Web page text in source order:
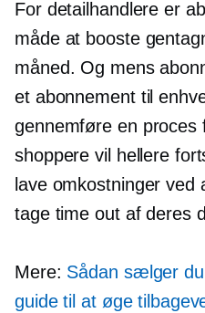
For detailhandlere er
måde at booste
måned. Og mens
et abonnement til
gennemføre en proces
shoppere vil hellere
lave omkostninger ved
tage time out af deres
Mere: Sådan sælger
guide til at øge